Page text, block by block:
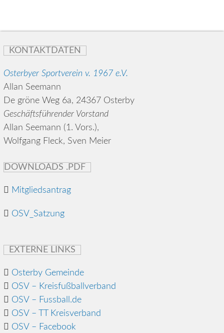
KONTAKTDATEN
Osterbyer Sportverein v. 1967 e.V.
Allan Seemann
De gröne Weg 6a, 24367 Osterby
Geschäftsführender Vorstand
Allan Seemann (1. Vors.),
Wolfgang Fleck, Sven Meier
DOWNLOADS .PDF
Mitgliedsantrag
OSV_Satzung
EXTERNE LINKS
Osterby Gemeinde
OSV – Kreisfußballverband
OSV – Fussball.de
OSV – TT Kreisverband
OSV – Facebook